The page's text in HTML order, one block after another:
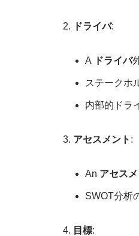
ドライバ:
A ドライバ
ステークホ
内部的ドラ
アセスメント :
An アセスメ
SWOT分析
目標: